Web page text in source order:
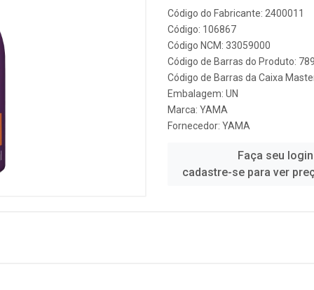
Código do Fabricante: 2400011
Código: 106867
Código NCM: 33059000
Código de Barras do Produto:
Código de Barras da Caixa
Embalagem: UN
Marca: YAMA
Fornecedor: YAMA
Faça seu
cadastre-se para ver